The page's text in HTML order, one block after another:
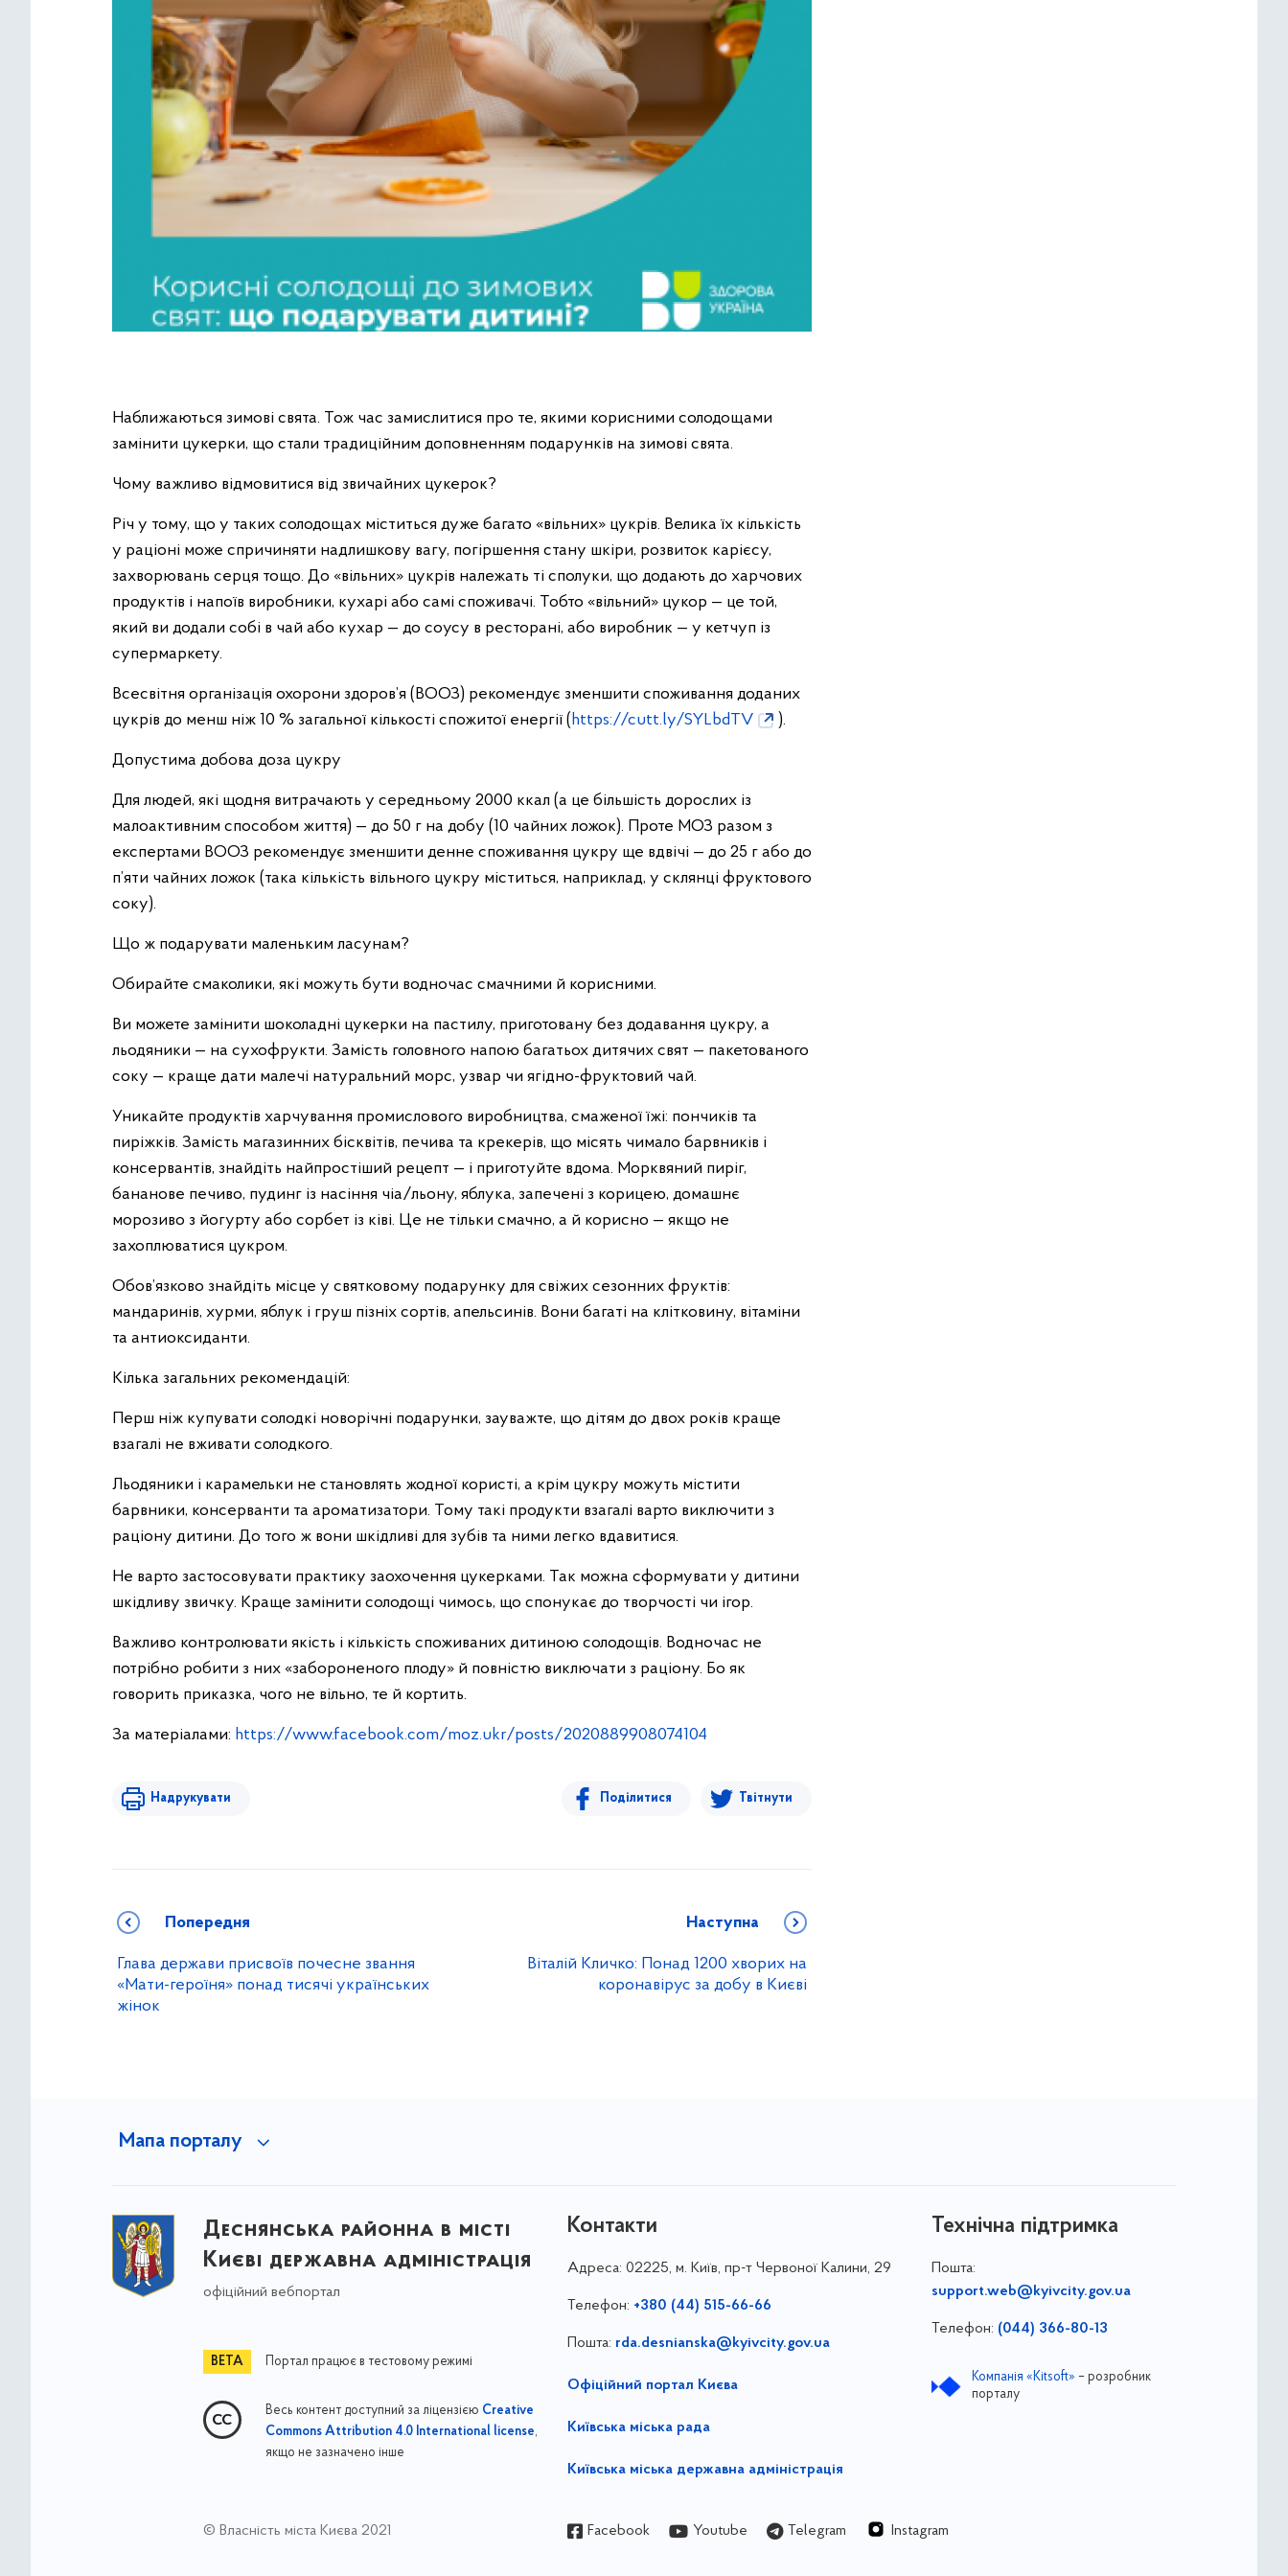
Наближаються зимові свята. Тож час замислитися про те, якими корисними солодощами
замінити цукерки, що стали традиційним доповненням подарунків на зимові свята.
Чому важливо відмовитися від звичайних цукерок?
Річ у тому, що у таких солодощах міститься дуже багато «вільних» цукрів. Велика їх кількість
у раціоні може спричиняти надлишкову вагу, погіршення стану шкіри, розвиток карієсу,
захворювань серця тощо. До «вільних» цукрів належать ті сполуки, що додають до харчових
продуктів і напоїв виробники, кухарі або самі споживачі. Тобто «вільний» цукор — це той,
який ви додали собі в чай або кухар — до соусу в ресторані, або виробник — у кетчуп із
супермаркету.
Всесвітня організація охорони здоров’я (ВООЗ) рекомендує зменшити споживання доданих
цукрів до менш ніж 10 % загальної кількості спожитої енергії ( https://cutt.ly/SYLbdTV ).
Допустима добова доза цукру
Для людей, які щодня витрачають у середньому 2000 ккал (а це більшість дорослих із
малоактивним способом життя) — до 50 г на добу (10 чайних ложок). Проте МОЗ разом з
експертами ВООЗ рекомендує зменшити денне споживання цукру ще вдвічі — до 25 г або до
п’яти чайних ложок (така кількість вільного цукру міститься, наприклад, у склянці фруктового
соку).
Що ж подарувати маленьким ласунам?
Обирайте смаколики, які можуть бути водночас смачними й корисними.
Ви можете замінити шоколадні цукерки на пастилу, приготовану без додавання цукру, а
льодяники — на сухофрукти. Замість головного напою багатьох дитячих свят — пакетованого
соку — краще дати малечі натуральний морс, узвар чи ягідно-фруктовий чай.
Уникайте продуктів харчування промислового виробництва, смаженої їжі: пончиків та
пиріжків. Замість магазинних бісквітів, печива та крекерів, що місять чимало барвників і
консервантів, знайдіть найпростіший рецепт — і приготуйте вдома. Морквяний пиріг,
бананове печиво, пудинг із насіння чіа/льону, яблука, запечені з корицею, домашнє
морозиво з йогурту або сорбет із ківі. Це не тільки смачно, а й корисно — якщо не
захоплюватися цукром.
Обов’язково знайдіть місце у святковому подарунку для свіжих сезонних фруктів:
мандаринів, хурми, яблук і груш пізніх сортів, апельсинів. Вони багаті на клітковину, вітаміни
та антиоксиданти.
Кілька загальних рекомендацій:
Перш ніж купувати солодкі новорічні подарунки, зауважте, що дітям до двох років краще
взагалі не вживати солодкого.
Льодяники і карамельки не становлять жодної користі, а крім цукру можуть містити
барвники, консерванти та ароматизатори. Тому такі продукти взагалі варто виключити з
раціону дитини. До того ж вони шкідливі для зубів та ними легко вдавитися.
Не варто застосовувати практику заохочення цукерками. Так можна сформувати у дитини
шкідливу звичку. Краще замінити солодощі чимось, що спонукає до творчості чи ігор.
Важливо контролювати якість і кількість споживаних дитиною солодощів. Водночас не
потрібно робити з них «забороненого плоду» й повністю виключати з раціону. Бо як
говорить приказка, чого не вільно, те й кортить.
За матеріалами: https://www.facebook.com/moz.ukr/posts/2020889908074104
Надрукувати Поділитися Твітнути
Попередня
Глава держави присвоїв почесне звання
«Мати-героїня» понад тисячі українських
жінок
Наступна
Віталій Кличко: Понад 1200 хворих на
коронавірус за добу в Києві
Мапа порталу
Деснянська районна в місті
Києві державна адміністрація
офіційний вебпортал
Портал працює в тестовому режимі
Весь контент доступний за ліцензією Creative
Commons Attribution 4.0 International license,
якщо не зазначено інше
Контакти
Адреса: 02225, м. Київ, пр-т Червоної Калини, 29
Телефон: +380 (44) 515-66-66
Пошта: rda.desnianska@kyivcity.gov.ua
Офіційний портал Києва
Київська міська рада
Київська міська державна адміністрація
Технічна підтримка
Пошта:
support.web@kyivcity.gov.ua
Телефон: (044) 366-80-13
Компанія «Kitsoft» – розробник
порталу
© Власність міста Києва 2021 Facebook Youtube Telegram Instagram